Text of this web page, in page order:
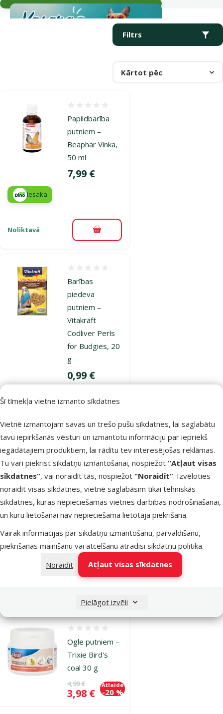
Šī tīmekļa vietne izmanto sīkdatnes
Vietnē izmantojam savas un trešo pušu sīkdatnes, lai saglabātu
tavu iepirkšanās vēsturi un izmantotu informāciju par iepriekš
iegādātajiem produktiem, lai rādītu tev interesējošas reklāmas.
Tu vari piekrist sīkdatņu izmantošanai, nospiežot “Atļaut visas
sīkdatnes”, vai noraidīt tās, nospiežot “Noraidīt”. Izvēloties
noraidīt visas sīkdatnes, vietnē saglabāsim tikai tehniskās
sīkdatnes, kuras nepieciešamas vietnes darbības nodrošināšanai,
un kuru lietošanai nav nepieciešama lietotāja piekrišana.
Vairāk informācijas par sīkdatņu izmantošanu, pārvaldīšanu,
piekrišanas mainīšanu vai atcelšanu atradīsi sīkdatņu politikā.
Noraidīt
Atļaut visas sīkdatnes
Pielāgot izvēli
Filtrs
Kārtot pēc
Produkti kategorijā Papildbarība un vitamīni putniem
Papildbarība
putniem –
Beaphar Vinka,
50 ml
Cena
7,99 €
iesaka
Noliktavā Pievienot grozam
Barības
piedeva
putniem –
Vitakraft
Codliver Perls
for Budgies, 20
g
Cena
0,99 €
Noliktavā
putniem un
dzīvniekiem –
Palmgloss, 100
ml
Atsauksmes 0%
Cena
45,99 €
Ogle putniem –
Trixie Bird's
coal 30 g
Atsauksmes 0%
Oriģinālā cena
4,99 €
Cena
3,98 €
Atlaide
-20 %